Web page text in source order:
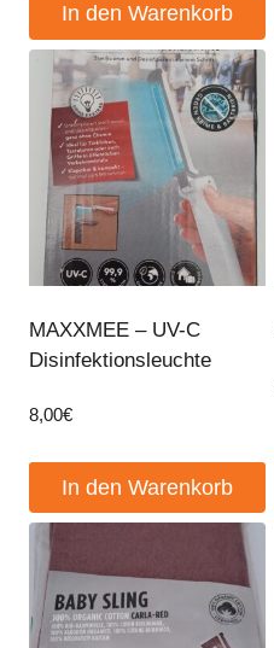
In den Warenkorb
MAXXMEE – UV-C
Disinfektionsleuchte
8,00€
In den Warenkorb